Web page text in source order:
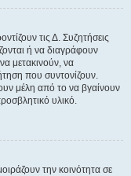
τις Δ. Συζητήσεις
ή να διαγράφουν
μετακινούν, να
που συντονίζουν.
μέλη από το να βγαίνουν
υλικό.
την κοινότητα σε